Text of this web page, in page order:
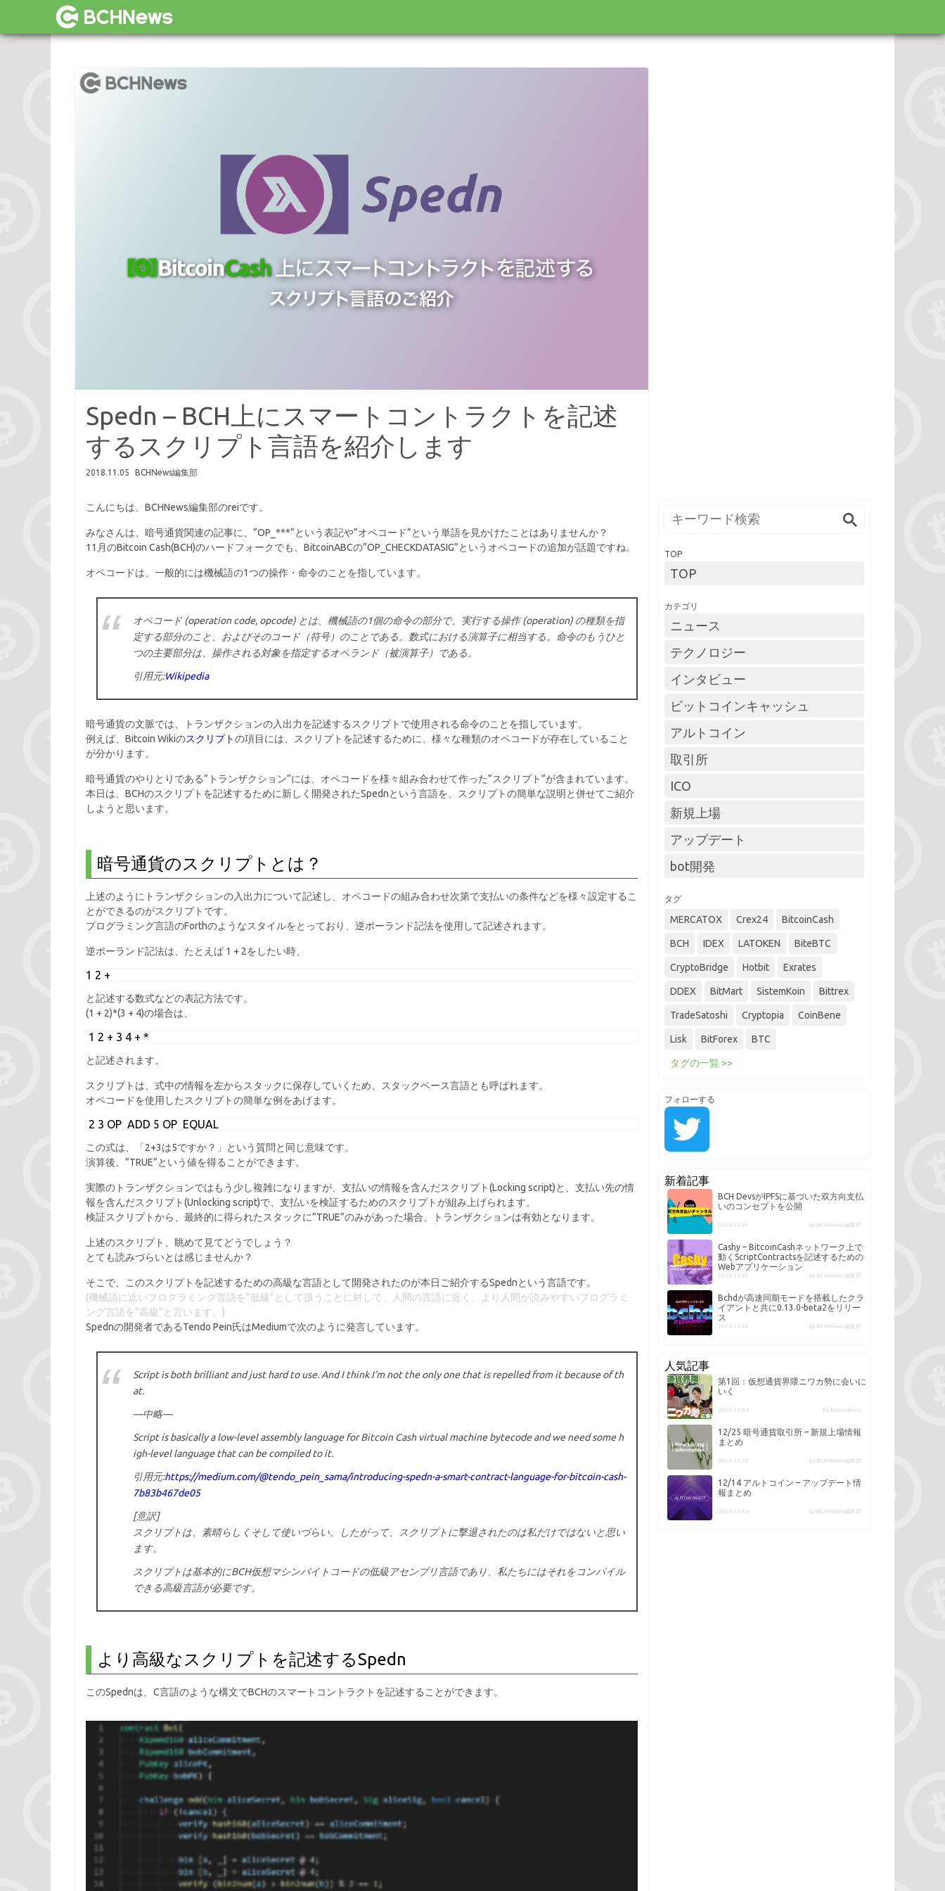
Spedn – BCH上にスマートコントラクトを記述
するスクリプト言語を紹介します
2018.11.05 BCHNews編集部
こんにちは、BCHNews編集部のreiです。
みなさんは、暗号通貨関連の記事に、”OP_***”という表記や”オペコード”という単語を見かけたことはありませんか？
11月のBitcoin Cash(BCH)のハードフォークでも、BitcoinABCの”OP_CHECKDATASIG”というオペコードの追加が話題ですね。
オペコードは、一般的には機械語の1つの操作・命令のことを指しています。
オペコード (operation code, opcode) とは、機械語の1個の命令の部分で、実行する操作 (operation) の種類を指
定する部分のこと、およびそのコード（符号）のことである。数式における演算子に相当する。命令のもうひと
つの主要部分は、操作される対象を指定するオペランド（被演算子）である。
引用元:Wikipedia
暗号通貨の文脈では、トランザクションの入出力を記述するスクリプトで使用される命令のことを指しています。
例えば、Bitcoin Wikiのスクリプトの項目には、スクリプトを記述するために、様々な種類のオペコードが存在していること
が分かります。
暗号通貨のやりとりである”トランザクション”には、オペコードを様々組み合わせて作った”スクリプト”が含まれています。
本日は、BCHのスクリプトを記述するために新しく開発されたSpednという言語を、スクリプトの簡単な説明と併せてご紹介
しようと思います。
暗号通貨のスクリプトとは？
上述のようにトランザクションの入出力について記述し、オペコードの組み合わせ次第で支払いの条件などを様々設定するこ
とができるのがスクリプトです。
プログラミング言語のForthのようなスタイルをとっており、逆ポーランド記法を使用して記述されます。
逆ポーランド記法は、たとえば 1 + 2をしたい時、
1 2 +
と記述する数式などの表記方法です。
(1 + 2)*(3 + 4)の場合は、
1 2 + 3 4 + *
と記述されます。
スクリプトは、式中の情報を左からスタックに保存していくため、スタックベース言語とも呼ばれます。
オペコードを使用したスクリプトの簡単な例をあげます。
2 3 OP_ADD 5 OP_EQUAL
この式は、「2+3は5ですか？」という質問と同じ意味です。
演算後、”TRUE”という値を得ることができます。
実際のトランザクションではもう少し複雑になりますが、支払いの情報を含んだスクリプト(Locking script)と、支払い先の情
報を含んだスクリプト(Unlocking script)で、支払いを検証するためのスクリプトが組み上げられます。
検証スクリプトから、最終的に得られたスタックに”TRUE”のみがあった場合、トランザクションは有効となります。
上述のスクリプト、眺めて見てどうでしょう？
とても読みづらいとは感じませんか？
そこで、このスクリプトを記述するための高級な言語として開発されたのが本日ご紹介するSpednという言語です。
(機械語に近いプログラミング言語を”低級”として扱うことに対して、人間の言語に近く、より人間が読みやすいプログラミ
ング言語を”高級”と言います。)
Spednの開発者であるTendo Pein氏はMediumで次のように発言しています。
Script is both brilliant and just hard to use. And I think I’m not the only one that is repelled from it because of th
at.
—中略—
Script is basically a low-level assembly language for Bitcoin Cash virtual machine bytecode and we need some h
igh-level language that can be compiled to it.
引用元:https://medium.com/@tendo_pein_sama/introducing-spedn-a-smart-contract-language-for-bitcoin-cash-
7b83b467de05
[意訳]
スクリプトは、素晴らしくそして使いづらい。したがって、スクリプトに撃退されたのは私だけではないと思い
ます。
スクリプトは基本的にBCH仮想マシンバイトコードの低級アセンブリ言語であり、私たちにはそれをコンパイル
できる高級言語が必要です。
より高級なスクリプトを記述するSpedn
このSpednは、C言語のような構文でBCHのスマートコントラクトを記述することができます。
TOP
TOP
カテゴリ
ニュース
テクノロジー
インタビュー
ビットコインキャッシュ
アルトコイン
取引所
ICO
新規上場
アップデート
bot開発
タグ
MERCATOX Crex24 BitcoinCash
BCH IDEX LATOKEN BiteBTC
CryptoBridge Hotbit Exrates
DDEX BitMart SistemKoin Bittrex
TradeSatoshi Cryptopia CoinBene
Lisk BitForex BTC
タグの一覧 >>
フォローする
新着記事
BCH DevsがIPFSに基づいた双方向支払
いのコンセプトを公開
2018.12.31 by BCHNews編集部
Cashy – BitcoinCashネットワーク上で
動くScriptContractsを記述するための
Webアプリケーション
2018.12.31 by BCHNews編集部
Bchdが高速同期モードを搭載したクラ
イアントと共に0.13.0-beta2をリリー
ス
2018.12.30 by BCHNews編集部
人気記事
第1回：仮想通貨界隈ニワカ勢に会いに
いく
2018.11.04 by furusake-s
12/25 暗号通貨取引所 – 新規上場情報
まとめ
2018.12.25 by BCHNews編集部
12/14 アルトコイン – アップデート情
報まとめ
2018.12.14 by BCHNews編集部